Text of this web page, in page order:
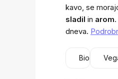
kavo, se
sladil in arom
dneva.
Bio